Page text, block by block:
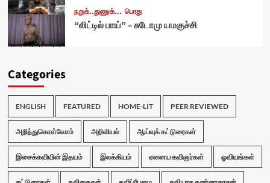
நறுக்..துணுக்... பொது
“லிட்டில் பாய்” – சுடோமு யமகுச்சி
Categories
ENGLISH FEATURED HOME-LIT PEER REVIEWED
அறிந்துகொள்வோம் அறிவியல் ஆய்வுக் கட்டுரைகள்
இசைக்கவியின் இதயம் இலக்கியம் ஏனைய கவிஞர்கள் ஓவியங்கள்